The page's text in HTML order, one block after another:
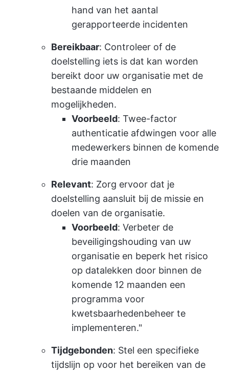
hand van het aantal
gerapporteerde incidenten
Bereikbaar: Controleer of de
doelstelling iets is dat kan worden
bereikt door uw organisatie met de
bestaande middelen en
mogelijkheden.
Voorbeeld: Twee-factor
authenticatie afdwingen voor alle
medewerkers binnen de komende
drie maanden
Relevant: Zorg ervoor dat je
doelstelling aansluit bij de missie en
doelen van de organisatie.
Voorbeeld: Verbeter de
beveiligingshouding van uw
organisatie en beperk het risico
op datalekken door binnen de
komende 12 maanden een
programma voor
kwetsbaarhedenbeheer te
implementeren."
Tijdgebonden: Stel een specifieke
tijdslijn op voor het bereiken van de